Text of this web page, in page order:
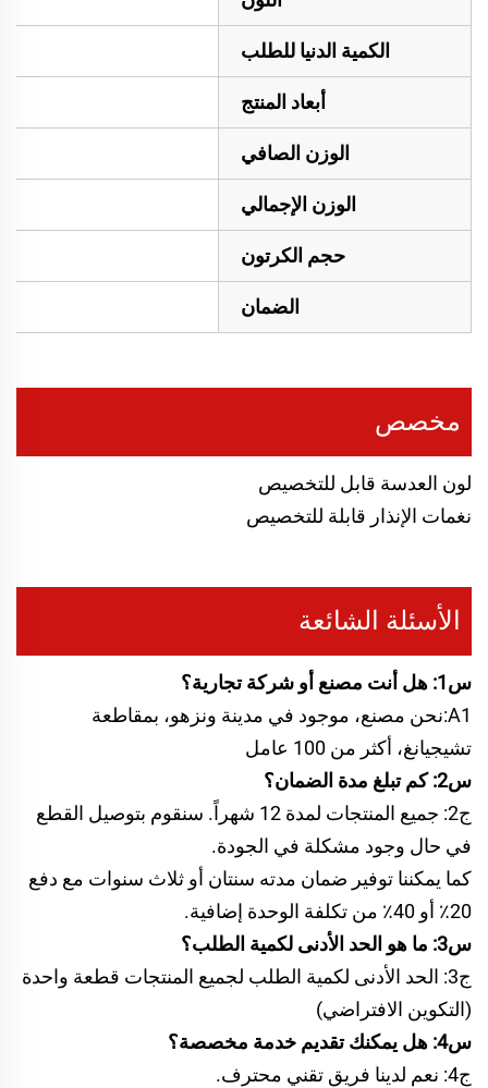
الكمية الدنيا للطلب
أبعاد المنتج
الوزن الصافي
الوزن الإجمالي
حجم الكرتون
الضمان
مخصص
لون العدسة قابل للتخصيص
نغمات الإنذار قابلة للتخصيص
الأسئلة الشائعة
س1: هل أنت مصنع أو شركة تجارية؟
A1:نحن مصنع، موجود في مدينة ونزهو، بمقاطعة
تشيجيانغ، أكثر من 100 عامل
س2: كم تبلغ مدة الضمان؟
ج2: جميع المنتجات لمدة 12 شهراً. سنقوم بتوصيل القطع
في حال وجود مشكلة في الجودة.
كما يمكننا توفير ضمان مدته سنتان أو ثلاث سنوات مع دفع
20٪ أو 40٪ من تكلفة الوحدة إضافية.
س3: ما هو الحد الأدنى لكمية الطلب؟
ج3: الحد الأدنى لكمية الطلب لجميع المنتجات قطعة واحدة
(التكوين الافتراضي)
س4: هل يمكنك تقديم خدمة مخصصة؟
ج4: نعم لدينا فريق تقني محترف.